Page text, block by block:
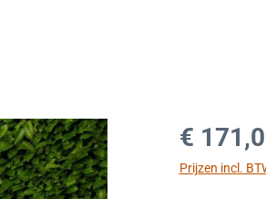
Normale
€
Prijzen incl.